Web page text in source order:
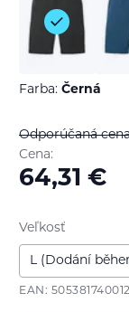
Farba: Černá
Odporúčaná
Cena:
64,31 €
Veľkosť
EAN: